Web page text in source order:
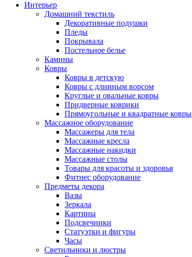
Интерьер
Домашний текстиль
Декоративные подушки
Пледы
Покрывала
Постельное белье
Камины
Ковры
Ковры в детскую
Ковры с длинным ворсом
Круглые и овальные ковры
Придверные коврики
Прямоугольные и квадратные ковры
Массажное оборудование
Массажеры для тела
Массажные кресла
Массажные накидки
Массажные столы
Товары для красоты и здоровья
Фитнес оборудование
Предметы декора
Вазы
Зеркала
Картины
Подсвечники
Статуэтки и фигуры
Часы
Светильники и люстры